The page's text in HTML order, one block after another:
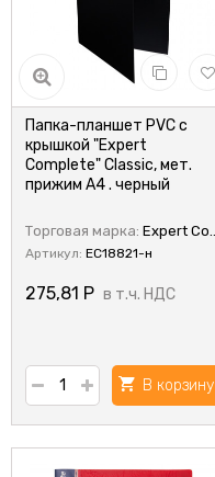
Папка-планшет PVC с
крышкой "Expert
Complete" Classic, мет.
прижим A4 . черный
Торговая марка: Expert Complete
Артикул: EC18821-н
275,81 Р в т.ч. НДС
В корзину